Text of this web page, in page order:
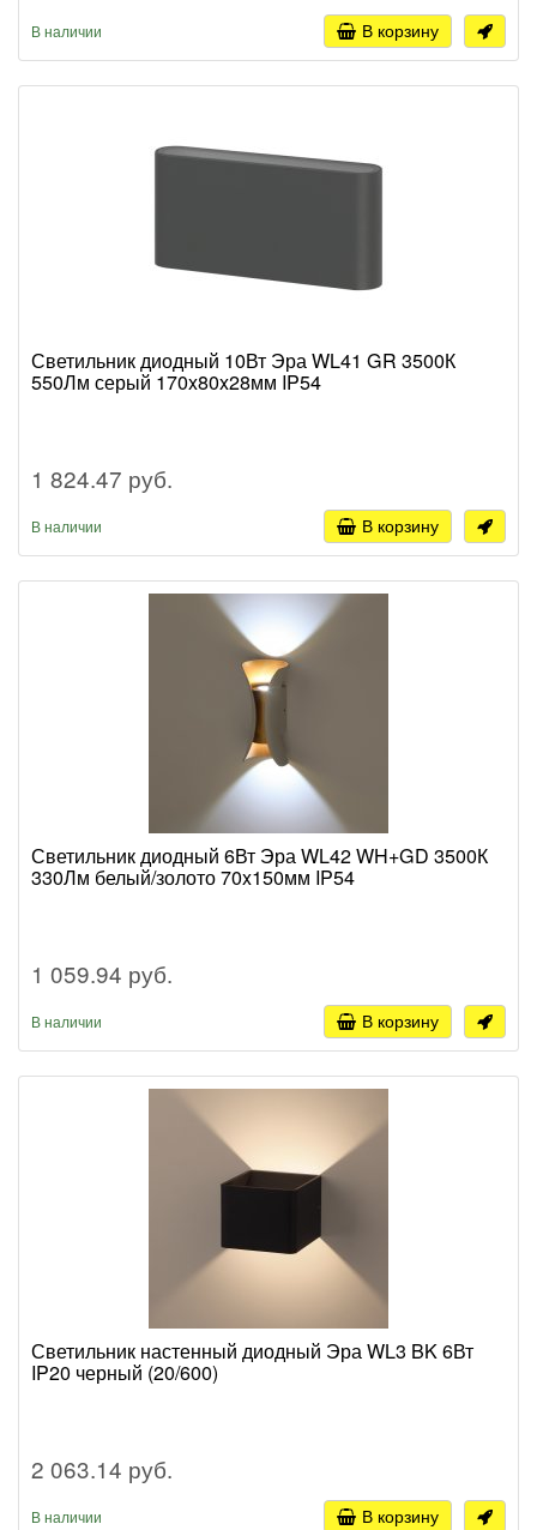
В наличии В корзину
Светильник диодный 10Вт Эра WL41 GR 3500К
550Лм серый 170x80x28мм IP54
1 824.47 руб.
В наличии В корзину
Светильник диодный 6Вт Эра WL42 WH+GD 3500К
330Лм белый/золото 70x150мм IP54
1 059.94 руб.
В наличии В корзину
Светильник настенный диодный Эра WL3 BK 6Вт
IP20 черный (20/600)
2 063.14 руб.
В наличии В корзину